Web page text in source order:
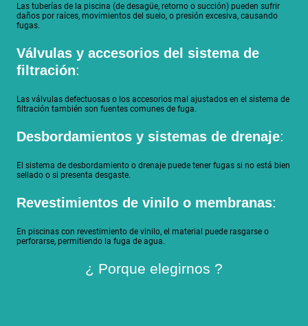
Las tuberías de la piscina (de desagüe, retorno o succión) pueden sufrir
daños por raíces, movimientos del suelo, o presión excesiva, causando
fugas.
Válvulas y accesorios del sistema de
filtración:
Las válvulas defectuosas o los accesorios mal ajustados en el sistema de
filtración también son fuentes comunes de fuga.
Desbordamientos y sistemas de drenaje:
El sistema de desbordamiento o drenaje puede tener fugas si no está bien
sellado o si presenta desgaste.
Revestimientos de vinilo o membranas:
En piscinas con revestimiento de vinilo, el material puede rasgarse o
perforarse, permitiendo la fuga de agua.
¿ Porque elegirnos ?